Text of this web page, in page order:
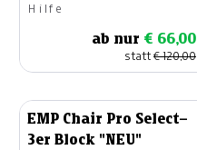
Hilfe
ab nur € 66,00
statt€ 120,00
EMP Chair Pro Select–
3er Block "NEU"